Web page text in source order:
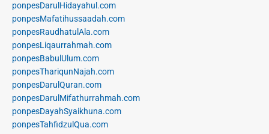
ponpesDarulHidayahul.com
ponpesMafatihussaadah.com
ponpesRaudhatulAla.com
ponpesLiqaurrahmah.com
ponpesBabulUlum.com
ponpesThariqunNajah.com
ponpesDarulQuran.com
ponpesDarulMifathurrahmah.com
ponpesDayahSyaikhuna.com
ponpesTahfidzulQua.com